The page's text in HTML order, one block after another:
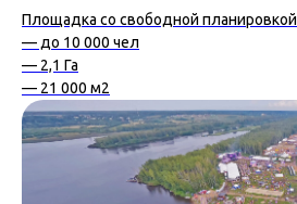
Площадка со свободной планировкой
— до 10 000 чел
— 2,1 Га
— 21 000 м2